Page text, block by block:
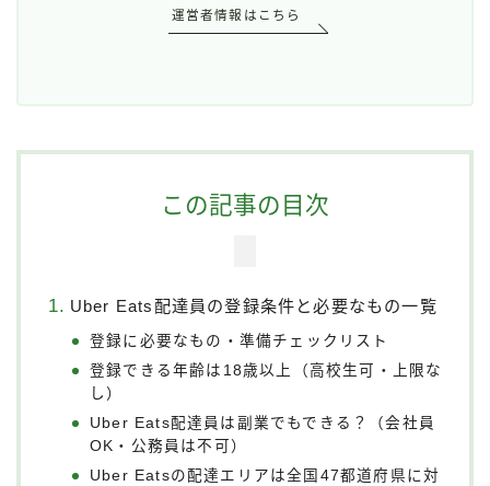
運営者情報はこちら
この記事の目次
Uber Eats配達員の登録条件と必要なもの一覧
登録に必要なもの・準備チェックリスト
登録できる年齢は18歳以上（高校生可・上限な
し）
Uber Eats配達員は副業でもできる？（会社員
OK・公務員は不可）
Uber Eatsの配達エリアは全国47都道府県に対